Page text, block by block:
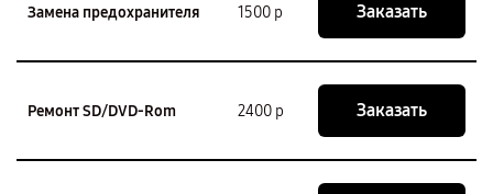
Замена предохранителя 1500 р Заказать
Ремонт SD/DVD-Rom 2400 р Заказать